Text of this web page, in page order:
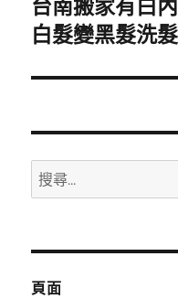
下
一
文
台南搬家有白
白髮變黑髮洗
搜
尋
鍵
頁面